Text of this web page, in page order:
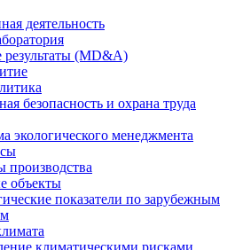
деятельность
(MD&A)
безопасность и охрана труда
экологического менеджмента
производства
объекты
показатели по зарубежным
климатическими рисками